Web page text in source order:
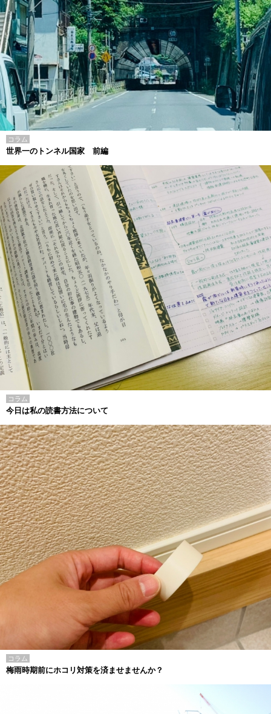
コラム
世界一のトンネル国家 前編
コラム
今日は私の読書方法について
コラム
梅雨時期前にホコリ対策を済ませませんか？